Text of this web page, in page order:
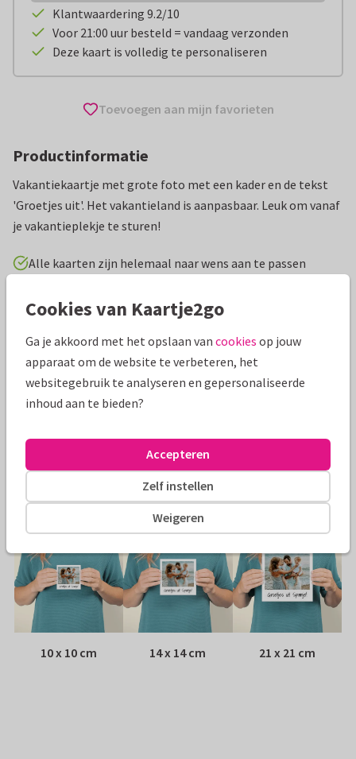
Klantwaardering 9.2/10
Voor 21:00 uur besteld = vandaag verzonden
Deze kaart is volledig te personaliseren
Toevoegen aan mijn favorieten
Productinformatie
Vakantiekaartje met grote foto met een kader en de tekst
'Groetjes uit'. Het vakantieland is aanpasbaar. Leuk om vanaf
je vakantieplekje te sturen!
Alle kaarten zijn helemaal naar wens aan te passen
Vakantiekaarten Tirza Spanje
Specificaties bij deze kaart
Papiersoort: Kies uit 6 luxe papiersoorten
Adres: Achterop de kaart
Formaten
10 x 10 cm 14 x 14 cm 21 x 21 cm
Cookies van Kaartje2go
Ga je akkoord met het opslaan van cookies op jouw
apparaat om de website te verbeteren, het
websitegebruik te analyseren en gepersonaliseerde
inhoud aan te bieden?
Weigeren
Zelf instellen
Accepteren